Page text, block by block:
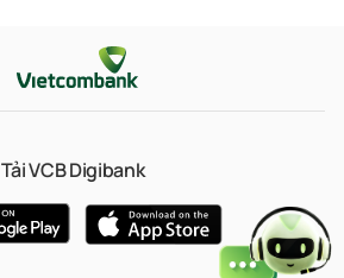
Tải VCB Digibank